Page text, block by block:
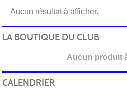
Aucun résultat à afficher.
LA BOUTIQUE DU CLUB
Aucun produit
CALENDRIER